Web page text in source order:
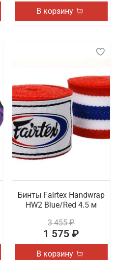
В корзину
Бинты Fairtex Handwrap
HW2 Blue/Red 4.5 м
3 455 ₽
1 575 ₽
В корзину